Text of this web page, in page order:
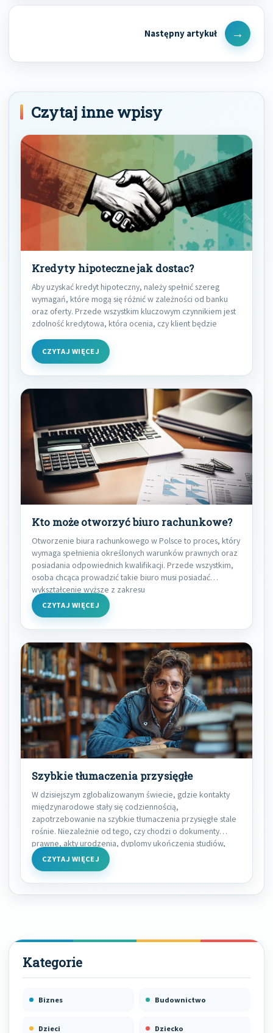
Next
Post
Czytaj inne wpisy
Kredyty hipoteczne jak dostac?
Aby uzyskać kredyt hipoteczny, należy spełnić szereg
wymagań, które mogą się różnić w zależności od banku
oraz oferty. Przede wszystkim kluczowym czynnikiem jest
zdolność kredytowa, która ocenia, czy klient będzie
CZYTAJ WIĘCEJ
Kto może otworzyć biuro rachunkowe?
Otworzenie biura rachunkowego w Polsce to proces, który
wymaga spełnienia określonych warunków prawnych oraz
posiadania odpowiednich kwalifikacji. Przede wszystkim,
osoba chcąca prowadzić takie biuro musi posiadać
wykształcenie wyższe z zakresu
CZYTAJ WIĘCEJ
Szybkie tłumaczenia przysięgłe
W dzisiejszym zglobalizowanym świecie, gdzie kontakty
międzynarodowe stały się codziennością,
zapotrzebowanie na szybkie tłumaczenia przysięgłe stale
rośnie. Niezależnie od tego, czy chodzi o dokumenty
prawne, akty urodzenia, dyplomy ukończenia studiów,
CZYTAJ WIĘCEJ
Biznes Budownictwo
Dzieci Dziecko